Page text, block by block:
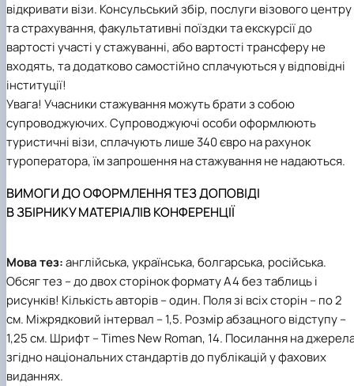
відкривати візи. Консульський збір, послуги візового центру
та страхування, факультативні поїздки та екскурсії до
вартості участі у стажуванні, або вартості трансферу не
входять, та додатково самостійно сплачуються у відповідні
інституції!
Увага! Учасники стажування можуть брати з собою
супроводжуючих. Супроводжуючі особи оформлюють
туристичні візи, сплачують лише 340 євро на рахунок
туроператора, їм запрошення на стажування не надаються.
ВИМОГИ ДО ОФОРМЛЕННЯ ТЕЗ ДОПОВІДІ
В ЗБІРНИКУ МАТЕРІАЛІВ КОНФЕРЕНЦІЇ
Мова тез:англійська, українська, болгарська, російська.
Обсяг тез – до двох сторінок формату А4 без таблиць і
рисунків! Кількість авторів – один. Поля зі всіх сторін – по 2
см. Міжрядковий інтервал – 1,5. Розмір абзацного відступу –
1,25 см. Шрифт – Times New Roman, 14. Посилання на
згідно національних стандартів до публікацій у фахових
виданнях.